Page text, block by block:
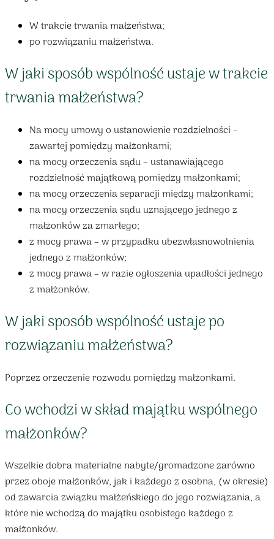
W trakcie trwania małżeństwa;
po rozwiązaniu małżeństwa.
W jaki sposób wspólność ustaje w trakcie
trwania małżeństwa?
Na mocy umowy o ustanowienie rozdzielności –
zawartej pomiędzy małżonkami;
na mocy orzeczenia sądu – ustanawiającego
rozdzielność majątkową pomiędzy małżonkami;
na mocy orzeczenia separacji między małżonkami;
na mocy orzeczenia sądu uznającego jednego z
małżonków za zmarłego;
z mocy prawa – w przypadku ubezwłasnowolnienia
jednego z małżonków;
z mocy prawa – w razie ogłoszenia upadłości jednego
z małżonków.
W jaki sposób wspólność ustaje po
rozwiązaniu małżeństwa?
Poprzez orzeczenie rozwodu pomiędzy małżonkami.
Co wchodzi w skład majątku wspólnego
małżonków?
Wszelkie dobra materialne nabyte/gromadzone zarówno
przez oboje małżonków, jak i każdego z osobna, (w okresie)
od zawarcia związku małżeńskiego do jego rozwiązania, a
które nie wchodzą do majątku osobistego każdego z
małżonków.